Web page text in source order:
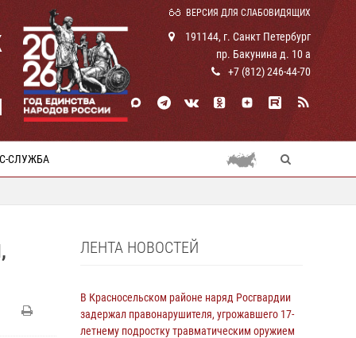
ВЕРСИЯ ДЛЯ СЛАБОВИДЯЩИХ
191144, г. Санкт Петербург
пр. Бакунина д. 10 а
+7 (812) 246-44-70
СЛУЖБА
ЛЕНТА НОВОСТЕЙ
В Красносельском районе наряд Росгвардии
задержал правонарушителя, угрожавшего 17-
летнему подростку травматическим оружием